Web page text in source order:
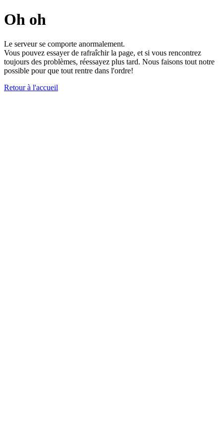
Oh oh
Le serveur se comporte anormalement.
Vous pouvez essayer de rafraîchir la page, et si vous rencontrez
toujours des problèmes, réessayez plus tard. Nous faisons tout notre
possible pour que tout rentre dans l'ordre!
Retour à l'accueil